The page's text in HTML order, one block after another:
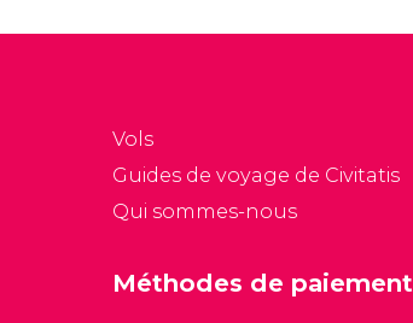
Vols
Guides de voyage de Civitatis
Qui sommes-nous
Méthodes de paiement